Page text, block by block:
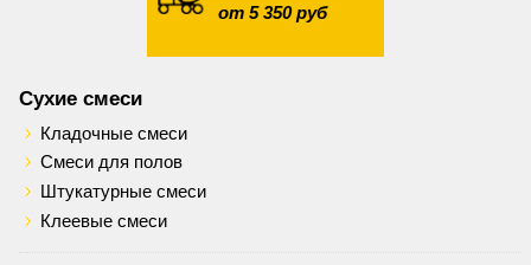
от 5 350 руб
Сухие смеси
Кладочные смеси
Смеси для полов
Штукатурные смеси
Клеевые смеси